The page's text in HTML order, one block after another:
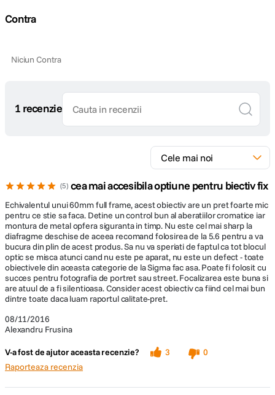
Tip Focalizare
Diametru
60.8mm
DETALII PRODUCATOR
Cod producator 33S963
Contra
Niciun Contra
1 recenzie
5 cea mai accesibila optiune pentru biectiv fix
08/11/2016
Alexandru Frusina
Echivalentul unui 60mm full frame, acest obiectiv are un pret foarte mic
pentru ce stie sa faca. Detine un control bun al aberatiilor cromatice iar
montura de metal opfera siguranta in timp. Nu este cel mai sharp la
diafragme deschise de aceea recomand folosirea de la 5.6 pentru a va
bucura din plin de acest produs. Sa nu va speriati de faptul ca tot blocul
optic se misca atunci cand nu este pe aparat, nu este un defect - toate
obiectivele din aceasta categorie de la Sigma fac asa. Poate fi folosit cu
succes pentru fotografia de portret sau street. Focalizarea este buna si
are atuul de a fi silentioasa. Consider acest obiectiv ca fiind cel mai bun
dintre toate daca luam raportul calitate-pret.
V-a fost de ajutor aceasta recenzie? 3
0
Raporteaza recenzia